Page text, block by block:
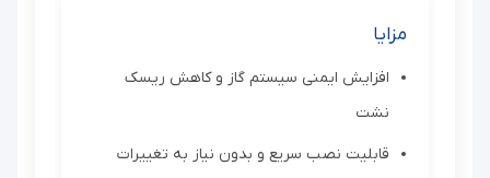
مزایا
افزایش ایمنی سیستم گاز و کاهش ریسک
نشت
قابلیت نصب سریع و بدون نیاز به تغییرات